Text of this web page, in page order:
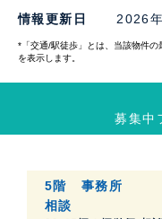
情報更新日 2026
*「交通/駅徒歩」とは、当該物件
を表示します。
募集中
5階 事務所
相談